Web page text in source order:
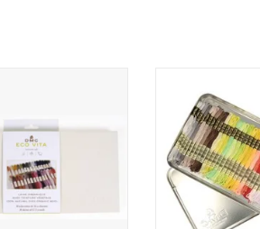
kleuren in